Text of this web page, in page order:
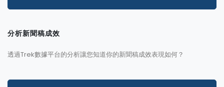
分析新聞稿成效
透過Trek數據平台的分析讓您知道你的新聞稿成效表現如何？